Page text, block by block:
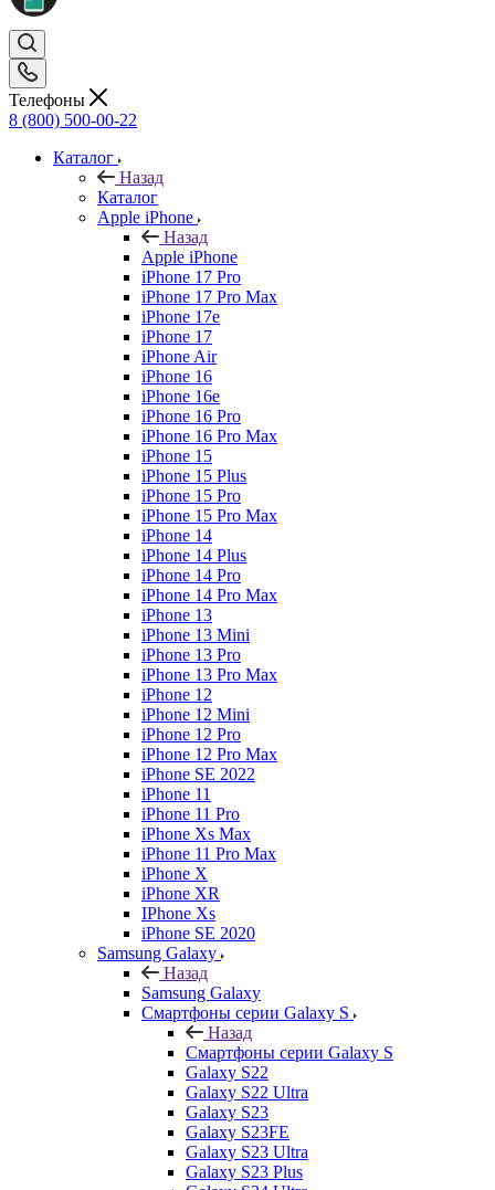
Телефоны
8 (800) 500-00-22
Каталог
Назад
Каталог
Apple iPhone
Назад
Apple iPhone
iPhone 17 Pro
iPhone 17 Pro Max
iPhone 17e
iPhone 17
iPhone Air
iPhone 16
iPhone 16e
iPhone 16 Pro
iPhone 16 Pro Max
iPhone 15
iPhone 15 Plus
iPhone 15 Pro
iPhone 15 Pro Max
iPhone 14
iPhone 14 Plus
iPhone 14 Pro
iPhone 14 Pro Max
iPhone 13
iPhone 13 Mini
iPhone 13 Pro
iPhone 13 Pro Max
iPhone 12
iPhone 12 Mini
iPhone 12 Pro
iPhone 12 Pro Max
iPhone SE 2022
iPhone 11
iPhone 11 Pro
iPhone Xs Max
iPhone 11 Pro Max
iPhone X
iPhone XR
IPhone Xs
iPhone SE 2020
Samsung Galaxy
Назад
Samsung Galaxy
Смартфоны серии Galaxy S
Назад
Смартфоны серии Galaxy S
Galaxy S22
Galaxy S22 Ultra
Galaxy S23
Galaxy S23FE
Galaxy S23 Ultra
Galaxy S23 Plus